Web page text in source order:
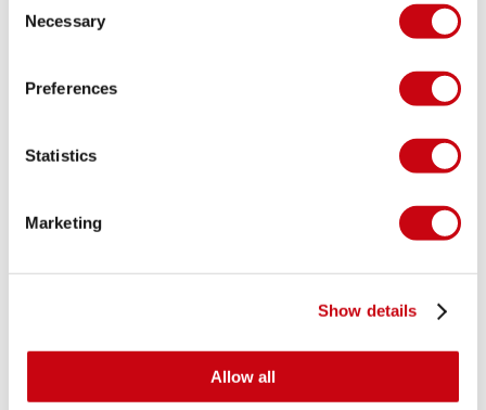
Selection
Necessary
Preferences
Statistics
Marketing
Show details
Allow all